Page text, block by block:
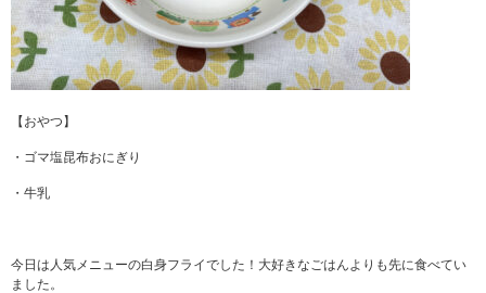
【おやつ】
・ゴマ塩昆布おにぎり
・牛乳
今日は人気メニューの白身フライでした！大好きなごはんよりも先に食べてい
ました。